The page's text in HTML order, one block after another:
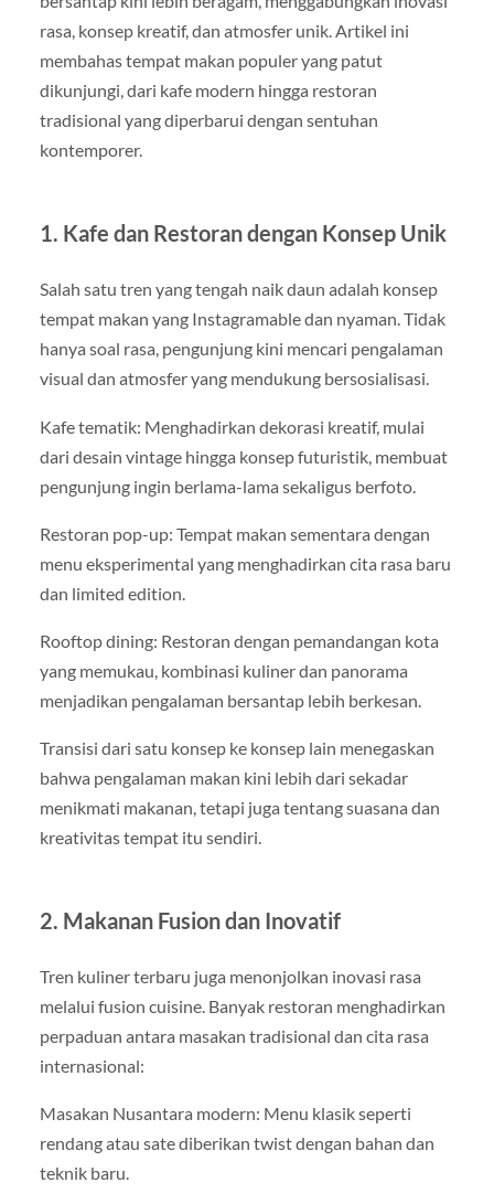
rasa, konsep kreatif, dan atmosfer unik. Artikel ini
membahas tempat makan populer yang patut
dikunjungi, dari kafe modern hingga restoran
tradisional yang diperbarui dengan sentuhan
kontemporer.
1. Kafe dan Restoran dengan Konsep Unik
Salah satu tren yang tengah naik daun adalah konsep
tempat makan yang Instagramable dan nyaman. Tidak
hanya soal rasa, pengunjung kini mencari pengalaman
visual dan atmosfer yang mendukung bersosialisasi.
Kafe tematik: Menghadirkan dekorasi kreatif, mulai
dari desain vintage hingga konsep futuristik, membuat
pengunjung ingin berlama-lama sekaligus berfoto.
Restoran pop-up: Tempat makan sementara dengan
menu eksperimental yang menghadirkan cita rasa baru
dan limited edition.
Rooftop dining: Restoran dengan pemandangan kota
yang memukau, kombinasi kuliner dan panorama
menjadikan pengalaman bersantap lebih berkesan.
Transisi dari satu konsep ke konsep lain menegaskan
bahwa pengalaman makan kini lebih dari sekadar
menikmati makanan, tetapi juga tentang suasana dan
kreativitas tempat itu sendiri.
2. Makanan Fusion dan Inovatif
Tren kuliner terbaru juga menonjolkan inovasi rasa
melalui fusion cuisine. Banyak restoran menghadirkan
perpaduan antara masakan tradisional dan cita rasa
internasional:
Masakan Nusantara modern: Menu klasik seperti
rendang atau sate diberikan twist dengan bahan dan
teknik baru.